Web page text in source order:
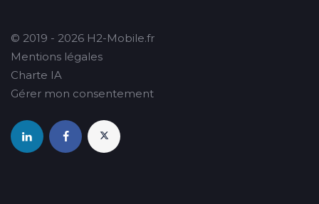
© 2019 - 2026 H2-Mobile.fr
Mentions légales
Charte IA
Gérer mon consentement